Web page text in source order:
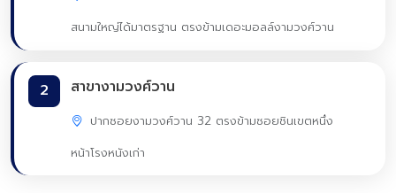
สนามใหญ่ได้มาตรฐาน ตรงข้ามเดอะมอลล์งามวงศ์วาน
2 สาขางามวงศ์วาน
ปากซอยงามวงศ์วาน 32 ตรงข้ามซอยชินเขตหนึ่ง
หน้าโรงหนังเก่า